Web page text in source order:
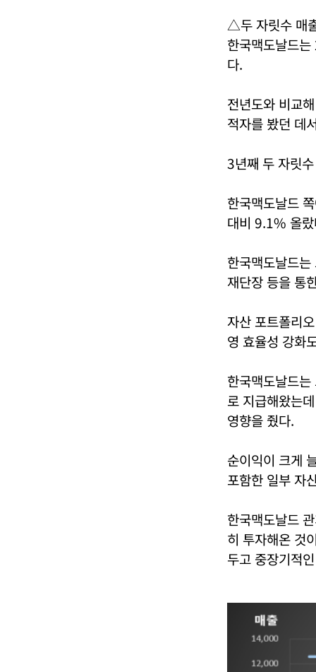
△두 자릿수 매
한국맥도날드
다.
전년도와 비교
적자를 봤던 데
3년째 두 자릿
한국맥도날드
대비 9.1% 올
한국맥도날드
재단장 등을 통
자산 포트폴리
영 효율성 강화
한국맥도날드
로 지급해왔는
영향을 줬다.
순이익이 크게
포함한 일부 자
한국맥도날드
히 투자해온 것
두고 중장기적